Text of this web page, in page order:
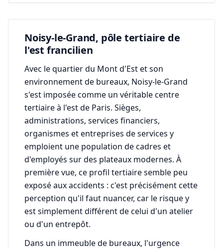
Noisy-le-Grand, pôle tertiaire de
l'est francilien
Avec le quartier du Mont d'Est et son
environnement de bureaux, Noisy-le-Grand
s'est imposée comme un véritable centre
tertiaire à l'est de Paris. Sièges,
administrations, services financiers,
organismes et entreprises de services y
emploient une population de cadres et
d'employés sur des plateaux modernes. À
première vue, ce profil tertiaire semble peu
exposé aux accidents : c'est précisément cette
perception qu'il faut nuancer, car le risque y
est simplement différent de celui d'un atelier
ou d'un entrepôt.
Dans un immeuble de bureaux, l'urgence